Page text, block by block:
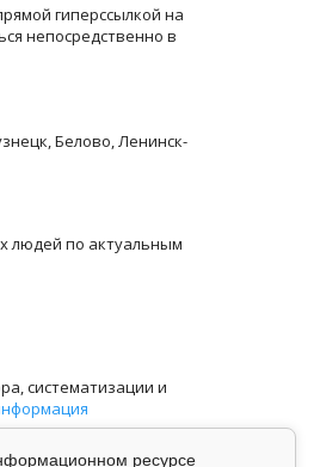
гиперссылкой на
непосредственно в
Белово, Ленинск-
людей по актуальным
систематизации и
ресурсе